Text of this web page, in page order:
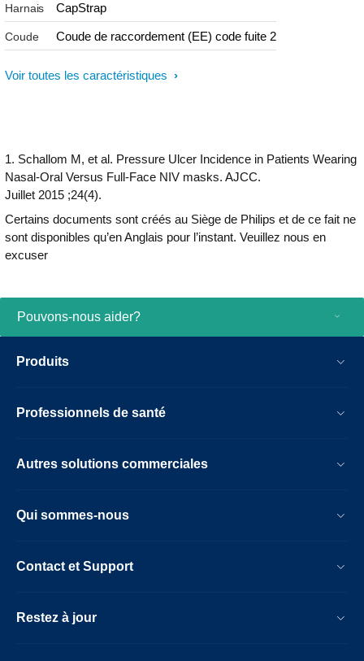
Harnais CapStrap
Coude Coude de raccordement (EE) code fuite 2
Voir toutes les caractéristiques
1. Schallom M, et al. Pressure Ulcer Incidence in Patients Wearing
Nasal-Oral Versus Full-Face NIV masks. AJCC.
Juillet 2015 ;24(4).
Certains documents sont créés au Siège de Philips et de ce fait ne
sont disponibles qu’en Anglais pour l’instant. Veuillez nous en
excuser
Pouvons-nous aider?
Produits
Professionnels de santé
Autres solutions commerciales
Qui sommes-nous
Contact et Support
Restez à jour